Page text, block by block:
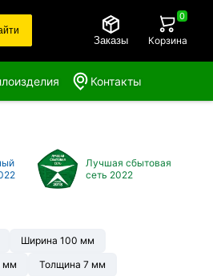
Заказы Корзина
0
Контакты
Ширина 100 мм
мм
Толщина 7 мм
Лучшая сбытовая
сеть 2022